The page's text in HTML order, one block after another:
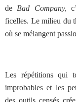
de Bad Company,
ficelles. Le milieu du
où se mélangent
Les répétitions qui
improbables et les
des outils censés